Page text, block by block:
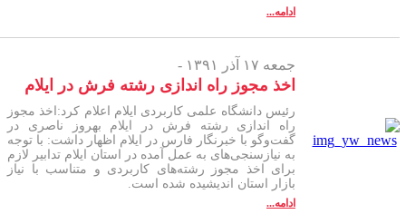
ادامه...
جمعه ۱۷ آذر ۱۳۹۱ -
اخذ مجوز راه اندازی رشته فرش در ایلام
رئیس دانشگاه علمی کاربردی ایلام اعلام کرد:اخذ مجوز
راه اندازی رشته فرش در ایلام بهروز ناصری در
گفت‌وگو با خبرنگار فارس در ایلام اظهار داشت: با توجه
به نیازسنجی‌های به عمل آمده در استان ایلام تدابیر لازم
برای اخذ مجوز رشته‌های کاربردی و متناسب با نیاز
بازار استان اندیشیده شده است.
ادامه...